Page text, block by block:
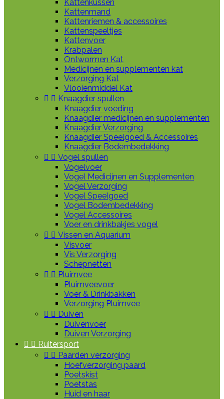
Kattenkussen
Kattenmand
Kattenriemen & accessoires
Kattenspeeltjes
Kattenvoer
Krabpalen
Ontwormen Kat
Medicijnen en supplementen kat
Verzorging Kat
Vlooienmiddel Kat
  Knaagdier spullen
Knaagdier voeding
Knaagdier medicijnen en supplementen
Knaagdier Verzorging
Knaagdier Speelgoed & Accessoires
Knaagdier Bodembedekking
  Vogel spullen
Vogelvoer
Vogel Medicijnen en Supplementen
Vogel Verzorging
Vogel Speelgoed
Vogel Bodembedekking
Vogel Accessoires
Voer en drinkbakjes vogel
  Vissen en Aquarium
Visvoer
Vis Verzorging
Schepnetten
  Pluimvee
Pluimveevoer
Voer & Drinkbakken
Verzorging Pluimvee
  Duiven
Duivenvoer
Duiven Verzorging
  Ruitersport
  Paarden verzorging
Hoefverzorging paard
Poetskist
Poetstas
Huid en haar